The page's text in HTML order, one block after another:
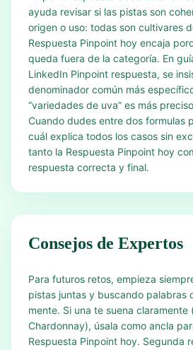
ayuda revisar si las pistas son
origen o uso: todas son cultivares
Respuesta Pinpoint hoy encaja
queda fuera de la categoría. En
LinkedIn Pinpoint respuesta, se
denominador común más
“variedades de uva” es más
Cuando dudes entre dos formulas
cuál explica todos los casos sin
tanto la Respuesta Pinpoint hoy
respuesta correcta y final.
Consejos de Expertos
Para futuros retos, empieza
pistas juntas y buscando palabras
mente. Si una te suena claramente
Chardonnay), úsala como ancla
Respuesta Pinpoint hoy. Segunda